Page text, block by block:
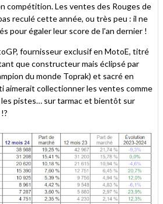
compétition. Les ventes des Rouges de
reculé cette année, ou très peu : il ne
pour égaler leur score de l'an dernier !
fournisseur exclusif en MotoE, titré
que constructeur mais éclipsé par
du monde Toprak) et sacré en
aimerait collectionner les ventes comme
pistes… sur tarmac et bientôt sur